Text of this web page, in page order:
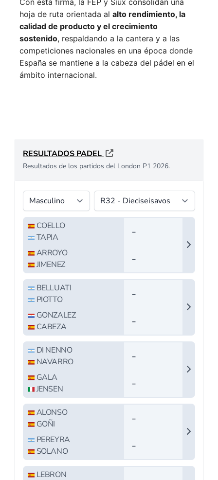
Con esta firma, la FEP y Siux consolidan una
hoja de ruta orientada al alto rendimiento, la
calidad de producto y el crecimiento
sostenido, respaldando a la cantera y a las
competiciones nacionales en una época donde
España se mantiene a la cabeza del pádel en el
ámbito internacional.